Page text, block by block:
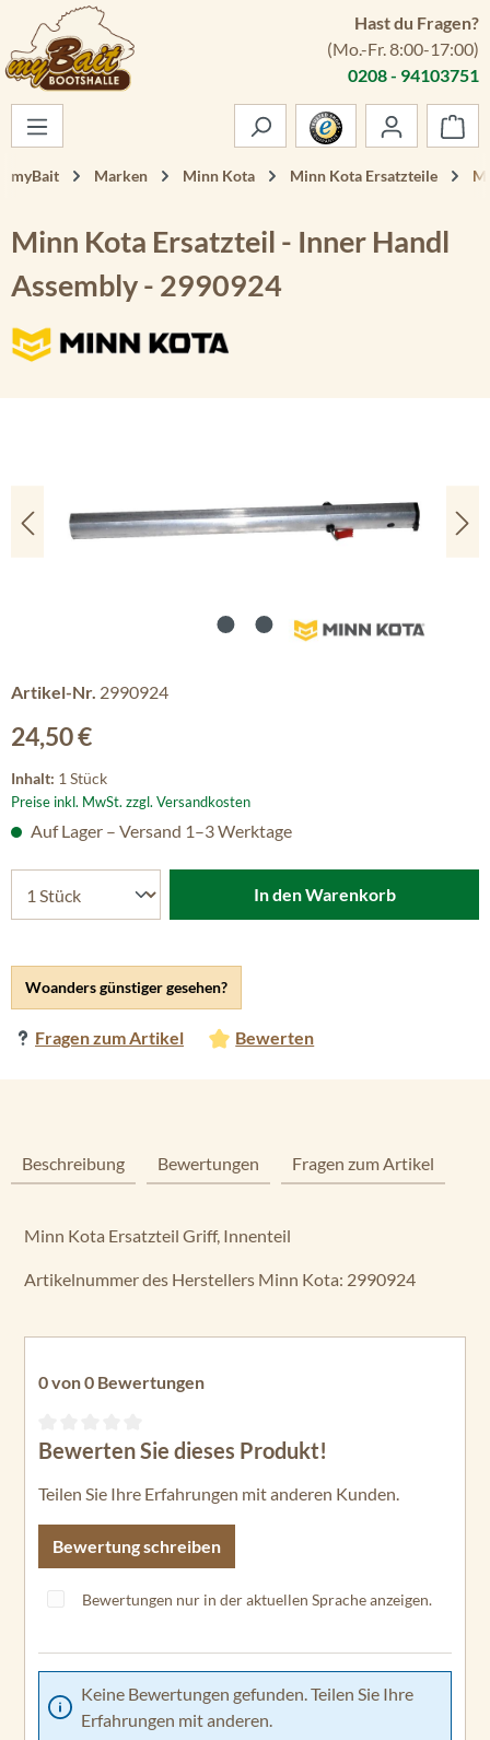
Zum Hauptinhalt springen
Hast du Fragen?
(Mo.-Fr. 8:00-17:00)
0208 - 94103751
myBait Marken Minn Kota Minn Kota Ersatzteile
Minn Kota Ersatzteil - Inner Handl
Assembly - 2990924
Artikel-Nr. 2990924
Regulärer Preis:
24,50 €
Inhalt: 1 Stück
Preise inkl. MwSt. zzgl. Versandkosten
Woanders günstiger gesehen?
Fragen zum Artikel Bewerten
Auf Lager – Versand 1–3 Werktage
In den Warenkorb
Beschreibung Bewertungen Fragen zum Artikel
Minn Kota Ersatzteil Griff, Innenteil
Artikelnummer des Herstellers Minn Kota: 2990924
0 von 0 Bewertungen
Durchschnittliche Bewertung von 0 von 5 Sternen
Bewerten Sie dieses Produkt!
Teilen Sie Ihre Erfahrungen mit anderen Kunden.
Bewertung schreiben
Bewertungen nur in der aktuellen Sprache anzeigen.
Keine Bewertungen gefunden. Teilen Sie Ihre
Erfahrungen mit anderen.